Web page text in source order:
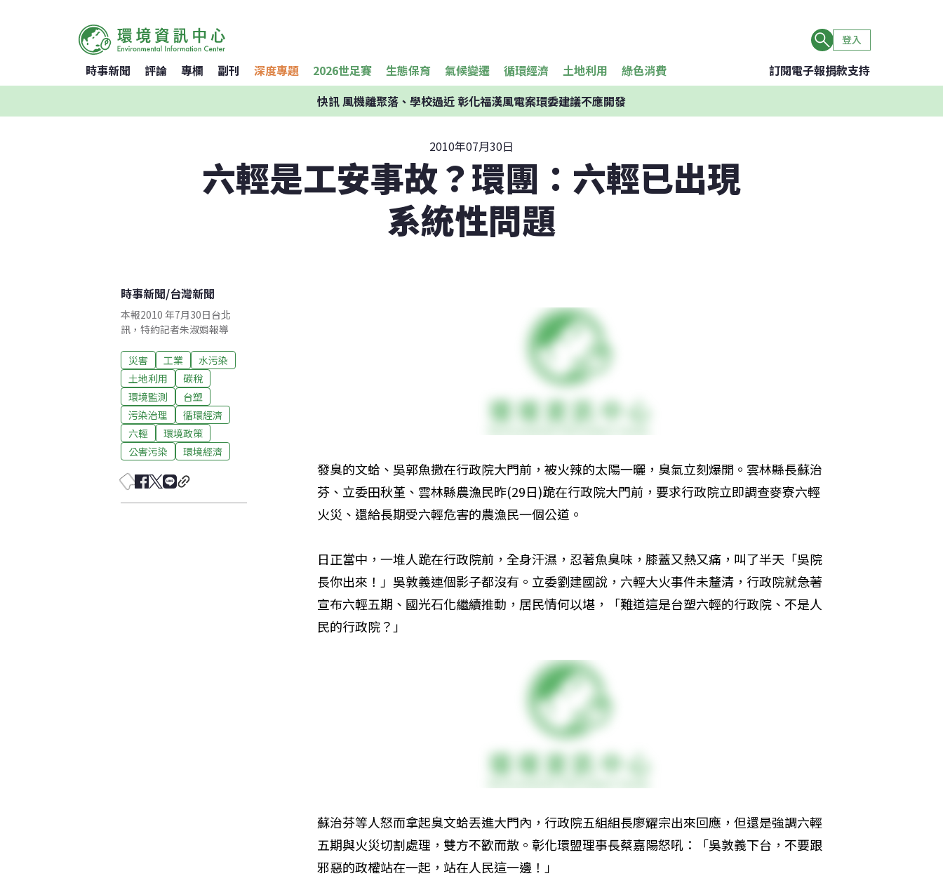
登入
時事新聞 評論 專欄 副刊 深度專題 2026世足賽 生態保育 氣候變遷 循環經濟 土地利用 綠色消費 訂閱電子報捐款支持
快訊風機離聚落、學校過近 彰化福漢風電案環委建議不應開發
2010年07月30日
六輕是工安事故？環團：六輕已出現
系統性問題
時事新聞/台灣新聞
本報2010 年7月30日台北
訊，特約記者朱淑娟報導
災害 工業
水污染
土地利用
碳稅
環境監測
台塑
污染治理
循環經濟
六輕
環境政策
公害污染
環境經濟
發臭的文蛤、吳郭魚撒在行政院大門前，被火辣的太陽一曬，臭氣立刻爆開。雲林縣長蘇治
芬、立委田秋堇、雲林縣農漁民昨(29日)跪在行政院大門前，要求行政院立即調查麥寮六輕
火災、還給長期受六輕危害的農漁民一個公道。
日正當中，一堆人跪在行政院前，全身汗濕，忍著魚臭味，膝蓋又熱又痛，叫了半天「吳院
長你出來！」吳敦義連個影子都沒有。立委劉建國說，六輕大火事件未釐清，行政院就急著
宣布六輕五期、國光石化繼續推動，居民情何以堪，「難道這是台塑六輕的行政院、不是人
民的行政院？」
蘇治芬等人怒而拿起臭文蛤丟進大門內，行政院五組組長廖耀宗出來回應，但還是強調六輕
五期與火災切割處理，雙方不歡而散。彰化環盟理事長蔡嘉陽怒吼：「吳敦義下台，不要跟
邪惡的政權站在一起，站在人民這一邊！」